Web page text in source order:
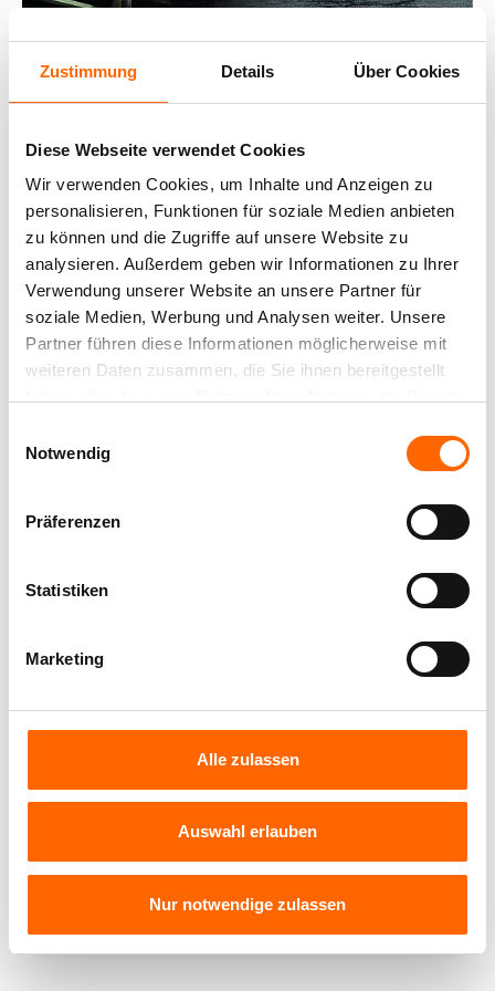
Zustimmung Details Über Cookies
Diese Webseite verwendet Cookies
Wir verwenden Cookies, um Inhalte und Anzeigen zu
personalisieren, Funktionen für soziale Medien anbieten
zu können und die Zugriffe auf unsere Website zu
analysieren. Außerdem geben wir Informationen zu Ihrer
Verwendung unserer Website an unsere Partner für
soziale Medien, Werbung und Analysen weiter. Unsere
Partner führen diese Informationen möglicherweise mit
weiteren Daten zusammen, die Sie ihnen bereitgestellt
Notwendig
Präferenzen
Statistiken
Marketing
Alle zulassen
Auswahl erlauben
Nur notwendige zulassen
Verwendete Produkte:
feinstem Quarzsand und schimmerndem
Glanzeffekt.